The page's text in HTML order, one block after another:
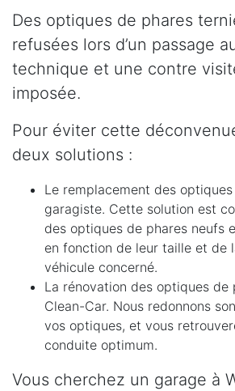
Des optiques de phares
refusées lors d’un passage
technique et une contre
imposée.
Pour éviter cette
deux solutions :
Le remplacement des
garagiste. Cette solution est
des optiques de phares neufs
en fonction de leur taille et de
véhicule concerné.
La rénovation des optiques de
Clean-Car. Nous redonnons
vos optiques, et vous
conduite optimum.
Vous cherchez un garage à